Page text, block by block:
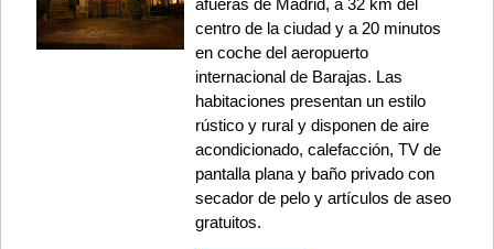
afueras de Madrid, a 32 km del
centro de la ciudad y a 20 minutos
en coche del aeropuerto
internacional de Barajas. Las
habitaciones presentan un estilo
rústico y rural y disponen de aire
acondicionado, calefacción, TV de
pantalla plana y baño privado con
secador de pelo y artículos de aseo
gratuitos.